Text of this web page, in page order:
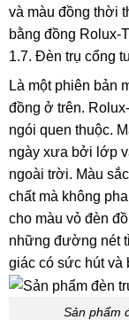
và màu đồng thời
bằng đồng Rolux-
1.7. Đèn trụ cổng
Là một phiên bản
đồng ở trên.
ngói quen thuộc.
ngày xưa bởi lớp
ngoài trời. Màu
chất mà không
cho màu vỏ đèn
những đường nét
giác có sức hút và
Sản phẩm